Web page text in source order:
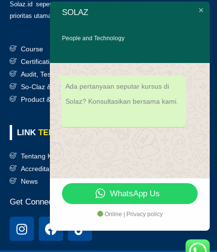
Solaz.id sepenuh hati melayani klien kami, kepuasan anda adalah
prioritas utama kami. Berikut daftar layanan kami
Course
Certification
Audit, Testing, Consultancy & Assessment
So-Claz & Smart Benchmark
Product & Services
LINK TERKAIT
Tentang Kami
Accreditation
News
Get Connected
I
n
a
i
SOLAZ
People and Technology
Ada pertanyaan seputar kursus di
Solaz? Konsultasikan bersama kami.
WhatsApp Us
Online | Privacy policy